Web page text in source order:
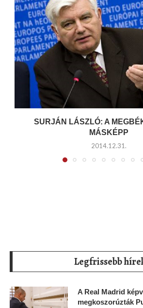
SURJÁN LÁSZLÓ: A
MÁSKÉPP
2014.12.31.
Legfrissebb
A Real Madrid
megkoszorúzták